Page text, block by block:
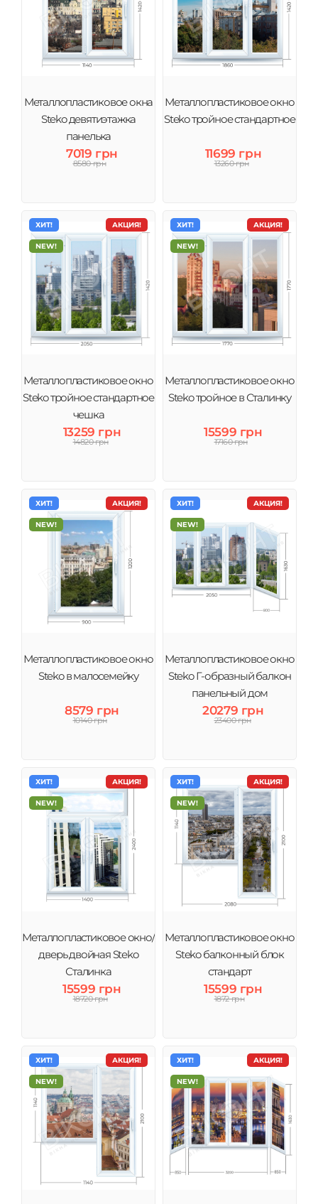
Металлопластиковое окна
Steko девятиэтажка
панелька
7019 грн
8580 грн
Металлопластиковое окно
Steko тройное стандартное
11699 грн
13260 грн
АКЦИЯ!
ХИТ!
NEW!
Металлопластиковое окно
Steko тройное стандартное
чешка
13259 грн
14820 грн
АКЦИЯ!
ХИТ!
NEW!
Металлопластиковое окно
Steko тройное в Сталинку
15599 грн
17160 грн
АКЦИЯ!
ХИТ!
NEW!
Металлопластиковое окно
Steko в малосемейку
8579 грн
10140 грн
АКЦИЯ!
ХИТ!
NEW!
Металлопластиковое окно
Steko Г-образный балкон
панельный дом
20279 грн
23400 грн
АКЦИЯ!
ХИТ!
NEW!
Металлопластиковое окно/
дверь двойная Steko
Сталинка
15599 грн
18720 грн
АКЦИЯ!
ХИТ!
NEW!
Металлопластиковое окно
Steko балконный блок
стандарт
15599 грн
1872 грн
АКЦИЯ!
ХИТ!
NEW!
АКЦИЯ!
ХИТ!
NEW!